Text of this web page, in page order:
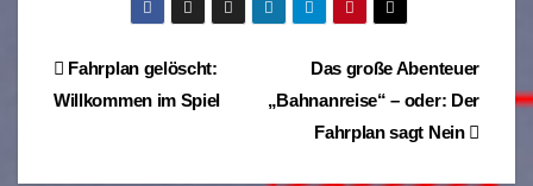
BeitragsnavigationDas große Abenteuer
„Bahnanreise“ – oder: Der
Fahrplan sagt Nein
Fahrplan gelöscht:
Willkommen im Spiel